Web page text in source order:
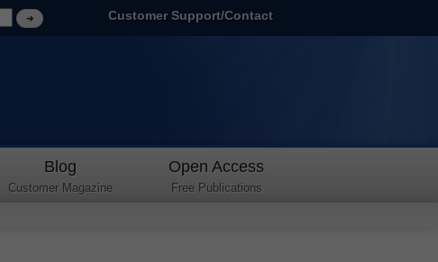
Customer Support/Contact
Blog
Customer Magazine
Open Access
Free Publications